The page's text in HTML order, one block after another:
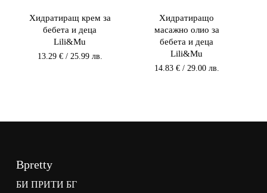
Хидратиращ крем за
бебета и деца
Lili&Mu
13.29 €/ 25.99 лв.
Хидратиращо
масажно олио за
бебета и деца
Lili&Mu
14.83 €/ 29.00 лв.
Bpretty
БИ ПРИТИ БГ